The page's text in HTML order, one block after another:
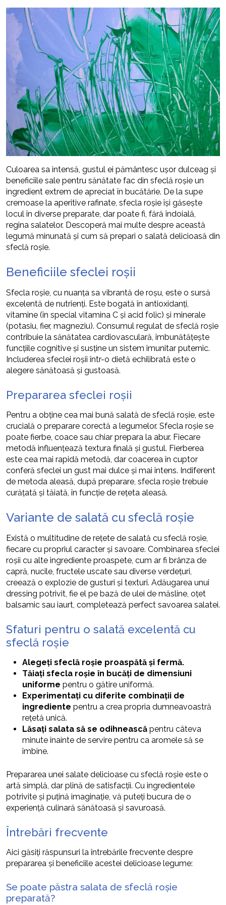
Culoarea sa intensă, gustul ei pământesc ușor dulceag și
beneficiile sale pentru sănătate fac din sfeclă roșie un
ingredient extrem de apreciat în bucătărie. De la supe
cremoase la aperitive rafinate, sfecla roșie își găsește
locul în diverse preparate, dar poate fi, fără îndoială,
regina salatelor. Descoperă mai multe despre această
legumă minunată și cum să prepari o salată delicioasă din
sfeclă roșie.
Beneficiile sfeclei roșii
Sfecla roșie, cu nuanța sa vibrantă de roșu, este o sursă
excelentă de nutrienți. Este bogată în antioxidanți,
vitamine (în special vitamina C și acid folic) și minerale
(potasiu, fier, magneziu). Consumul regulat de sfeclă roșie
contribuie la sănătatea cardiovasculară, îmbunătățește
funcțiile cognitive și susține un sistem imunitar puternic.
Includerea sfeclei roșii într-o dietă echilibrată este o
alegere sănătoasă și gustoasă.
Prepararea sfeclei roșii
Pentru a obține cea mai bună salată de sfeclă roșie, este
crucială o preparare corectă a legumelor. Sfecla roșie se
poate fierbe, coace sau chiar prepara la abur. Fiecare
metodă influențează textura finală și gustul. Fierberea
este cea mai rapidă metodă, dar coacerea în cuptor
conferă sfeclei un gust mai dulce și mai intens. Indiferent
de metoda aleasă, după preparare, sfecla roșie trebuie
curățată și tăiată, în funcție de rețeta aleasă.
Variante de salată cu sfeclă roșie
Există o multitudine de rețete de salată cu sfeclă roșie,
fiecare cu propriul caracter și savoare. Combinarea sfeclei
roșii cu alte ingrediente proaspete, cum ar fi brânza de
capră, nucile, fructele uscate sau diverse verdețuri,
creează o explozie de gusturi și texturi. Adăugarea unui
dressing potrivit, fie el pe bază de ulei de măsline, oțet
balsamic sau iaurt, completează perfect savoarea salatei.
Sfaturi pentru o salată excelentă cu
sfeclă roșie
Alegeți sfeclă roșie proaspătă și fermă.
Tăiați sfecla roșie în bucăți de dimensiuni
uniforme pentru o gătire uniformă.
Experimentați cu diferite combinații de
ingrediente pentru a crea propria dumneavoastră
rețetă unică.
Lăsați salata să se odihnească pentru câteva
minute înainte de servire pentru ca aromele să se
îmbine.
Prepararea unei salate delicioase cu sfeclă roșie este o
artă simplă, dar plină de satisfacții. Cu ingredientele
potrivite și puțină imaginație, vă puteți bucura de o
experiență culinară sănătoasă și savuroasă.
Întrebări frecvente
Aici găsiți răspunsuri la întrebările frecvente despre
prepararea și beneficiile acestei delicioase legume:
Se poate păstra salata de sfeclă roșie
preparată?